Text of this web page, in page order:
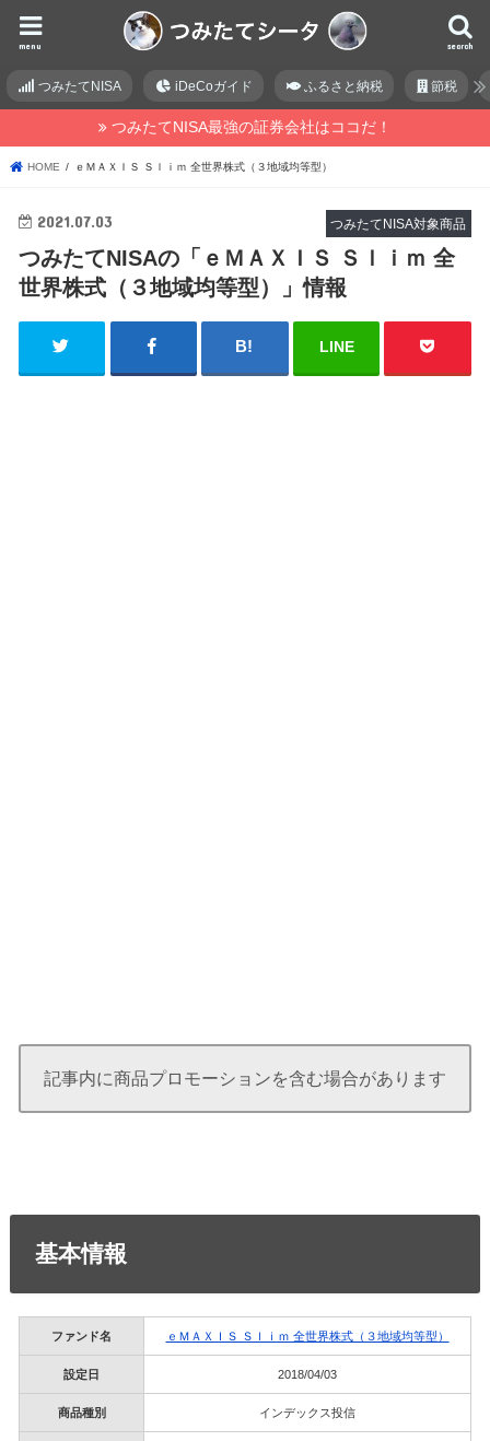
search
menu
つみたてNISA iDeCoガイド ふるさと納税 節税
つみたてNISA最強の証券会社はココだ！
HOME ｅＭＡＸＩＳ Ｓｌｉｍ 全世界株式（３地域均等型）
つみたてNISA対象商品
2021.07.03
つみたてNISAの「ｅＭＡＸＩＳ Ｓｌｉｍ 全
世界株式（３地域均等型）」情報
LINE
記事内に商品プロモーションを含む場合があります
基本情報
ファンド名 ｅＭＡＸＩＳ Ｓｌｉｍ 全世界株式（３地域均等型）
設定日 2018/04/03
商品種別 インデックス投信